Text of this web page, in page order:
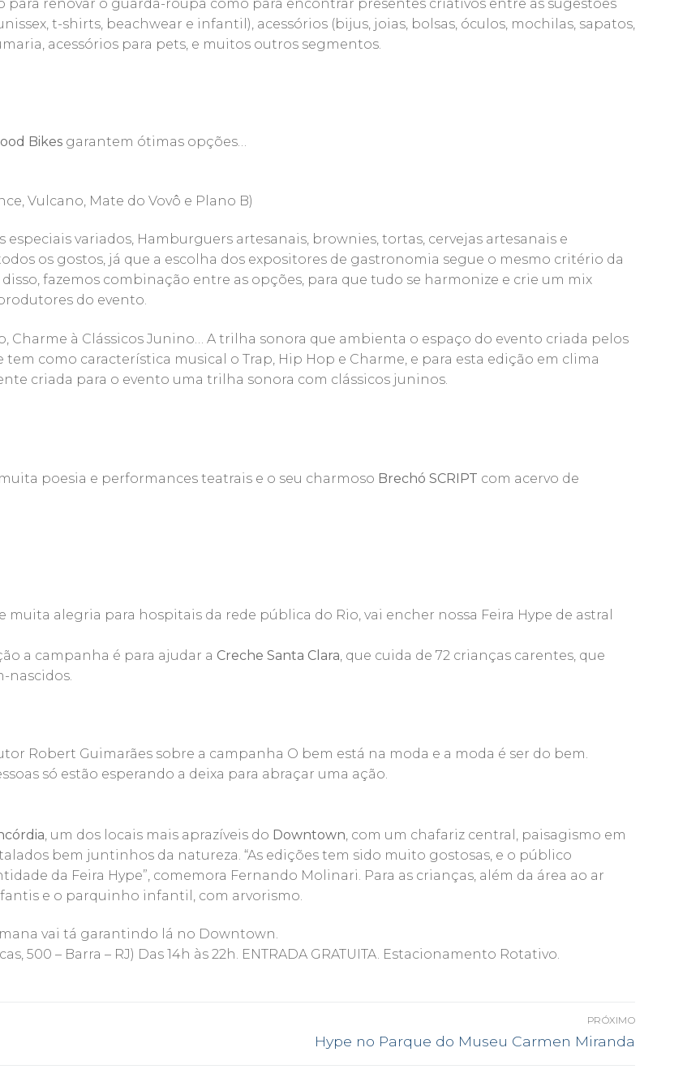
para renovar o guarda-roupa como para encontrar presentes criativos entre as sugestões
t-shirts, beachwear e infantil), acessórios (bijus, joias, bolsas, óculos, mochilas, sapatos,
acessórios para pets, e muitos outros segmentos.
Bikes garantem ótimas opções…
Vulcano, Mate do Vovô e Plano B)
variados, Hamburguers artesanais, brownies, tortas, cervejas artesanais e
os gostos, já que a escolha dos expositores de gastronomia segue o mesmo critério da
disso, fazemos combinação entre as opções, para que tudo se harmonize e crie um mix
do evento.
Charme à Clássicos Junino… A trilha sonora que ambienta o espaço do evento criada pelos
tem como característica musical o Trap, Hip Hop e Charme, e para esta edição em clima
criada para o evento uma trilha sonora com clássicos juninos.
poesia e performances teatrais e o seu charmoso Brechó SCRIPT com acervo de
muita alegria para hospitais da rede pública do Rio, vai encher nossa Feira Hype de astral
a campanha é para ajudar a Creche Santa Clara, que cuida de 72 crianças carentes, que
nascidos.
Robert Guimarães sobre a campanha O bem está na moda e a moda é ser do bem.
só estão esperando a deixa para abraçar uma ação.
, um dos locais mais aprazíveis do Downtown , com um chafariz central, paisagismo em
bem juntinhos da natureza. “As edições tem sido muito gostosas, e o público
da Feira Hype”, comemora Fernando Molinari. Para as crianças, além da área ao ar
e o parquinho infantil, com arvorismo.
vai tá garantindo lá no Downtown.
500 – Barra – RJ) Das 14h às 22h. ENTRADA GRATUITA. Estacionamento Rotativo.
PRÓXIMO
Próximo
Hype no Parque do Museu Carmen Miranda